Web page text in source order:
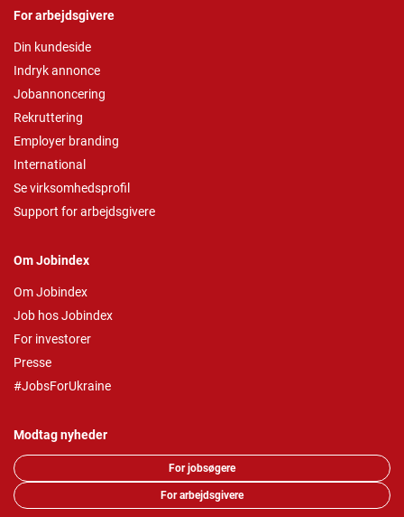
For arbejdsgivere
Din kundeside
Indryk annonce
Jobannoncering
Rekruttering
Employer branding
International
Se virksomhedsprofil
Support for arbejdsgivere
Om Jobindex
Om Jobindex
Job hos Jobindex
For investorer
Presse
#JobsForUkraine
Modtag nyheder
For jobsøgere
For arbejdsgivere